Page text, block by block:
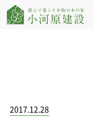
施工実績
2017.12.28